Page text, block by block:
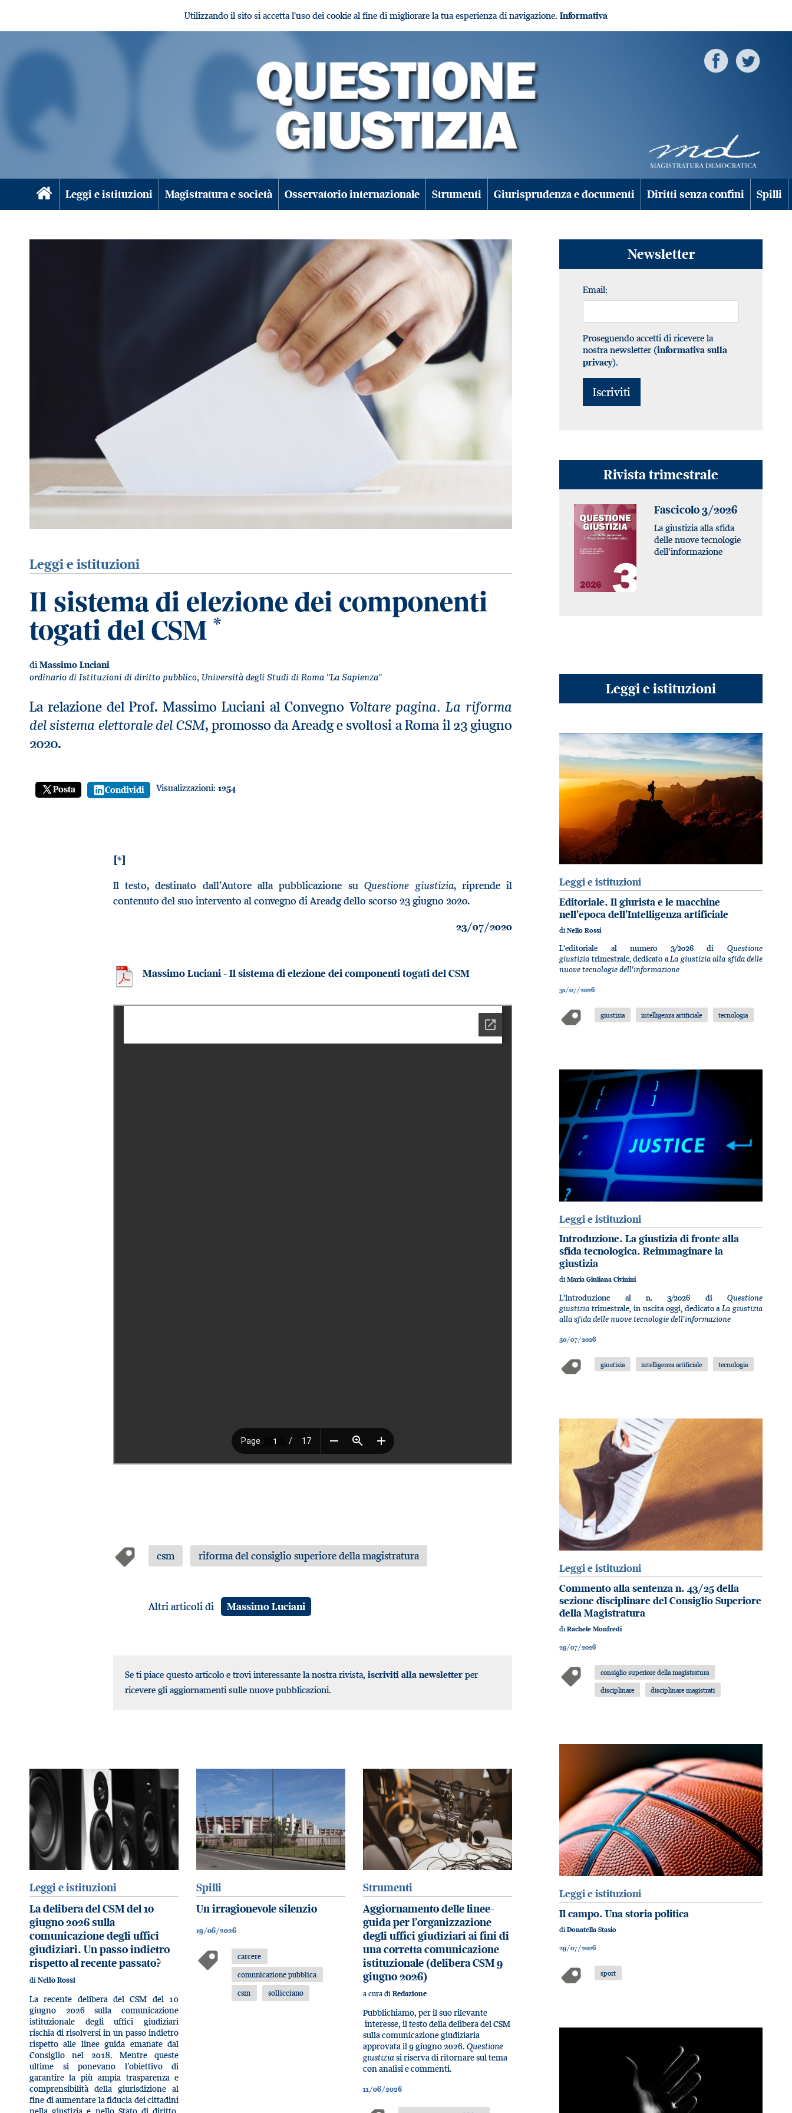
Utilizzando il sito si accetta l'uso dei cookie al fine di migliorare la tua esperienza di navigazione. Informativa
Leggi e istituzioni Magistratura e società Osservatorio internazionale Strumenti Giurisprudenza e documenti Diritti senza confini Spilli
Leggi e istituzioni
Il sistema di elezione dei componenti
togati del CSM *
di Massimo Luciani
ordinario di Istituzioni di diritto pubblico, Università degli Studi di Roma "La Sapienza"
La relazione del Prof. Massimo Luciani al Convegno Voltare pagina. La riforma
del sistema elettorale del CSM, promosso da Areadg e svoltosi a Roma il 23 giugno
2020.
Posta Condividi Visualizzazioni: 1254
[*]
Il testo, destinato dall’Autore alla pubblicazione suQuestione giustizia, riprende il
contenuto del suo intervento al convegno di Areadg dello scorso 23 giugno 2020.
23/07/2020
Massimo Luciani - Il sistema di elezione dei componenti togati del CSM
csm riforma del consiglio superiore della magistratura
Altri articoli di Massimo Luciani
Se ti piace questo articolo e trovi interessante la nostra rivista, iscriviti alla newsletter per
ricevere gli aggiornamenti sulle nuove pubblicazioni.
Leggi e istituzioni
La delibera del CSM del 10
giugno 2026 sulla
comunicazione degli uffici
giudiziari. Un passo indietro
rispetto al recente passato?
di Nello Rossi
La recente delibera del CSM del 10
giugno 2026 sulla comunicazione
istituzionale degli uffici giudiziari
rischia di risolversi in un passo indietro
rispetto alle linee guida emanate dal
Consiglio nel 2018. Mentre queste
ultime si ponevano l’obiettivo di
garantire la più ampia trasparenza e
comprensibilità della giurisdizione al
fine di aumentare la fiducia dei cittadini
Spilli
Un irragionevole silenzio
19/06/2026
carcere
comunicazione pubblica
csm
sollicciano
Strumenti
Aggiornamento delle linee-
guida per l’organizzazione
degli uffici giudiziari ai fini di
una corretta comunicazione
istituzionale (delibera CSM 9
giugno 2026)
a cura diRedazione
Pubblichiamo, per il suo rilevante
interesse, il testo della delibera del CSM
sulla comunicazione giudiziaria
approvata il 9 giugno 2026.Questione
giustiziasi riserva di ritornare sul tema
con analisi e commenti.
11/06/2026
Newsletter
Email:
Proseguendo accetti di ricevere la
nostra newsletter (informativa sulla
privacy).
Rivista trimestrale
Fascicolo 3/2026
La giustizia alla sfida
delle nuove tecnologie
dell’informazione
Leggi e istituzioni
Leggi e istituzioni
Editoriale. Il giurista e le macchine
nell’epoca dell’Intelligenza artificiale
diNello Rossi
L'editoriale al numero 3/2026 di Questione
giustizia trimestrale, dedicato aLa giustizia alla sfida delle
nuove tecnologie dell'informazione
31/07/2026
giustizia intelligenza artificiale tecnologia
Leggi e istituzioni
Introduzione. La giustizia di fronte alla
sfida tecnologica. Reimmaginare la
giustizia
diMaria Giuliana Civinini
L'Introduzione al n. 3/2026 di Questione
giustiziatrimestrale, in uscita oggi, dedicato aLa giustizia
alla sfida delle nuove tecnologie dell'informazione
30/07/2026
giustizia intelligenza artificiale tecnologia
Leggi e istituzioni
Commento alla sentenza n. 43/25 della
sezione disciplinare del Consiglio Superiore
della Magistratura
diRachele Monfredi
29/07/2026
consiglio superiore della magistratura
disciplinare
disciplinare magistrati
Leggi e istituzioni
Il campo. Una storia politica
diDonatella Stasio
29/07/2026
sport